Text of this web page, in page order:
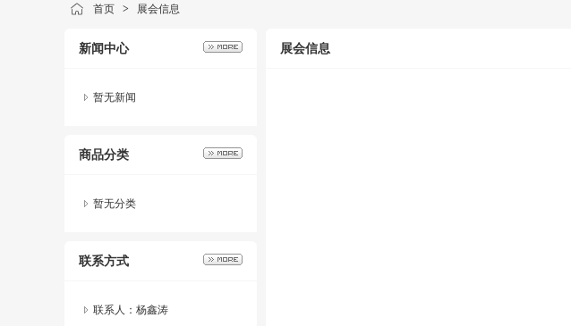
简历
首页 > 展会信息
新闻中心
暂无新闻
商品分类
暂无分类
联系方式
联系人：杨鑫涛
展会信息